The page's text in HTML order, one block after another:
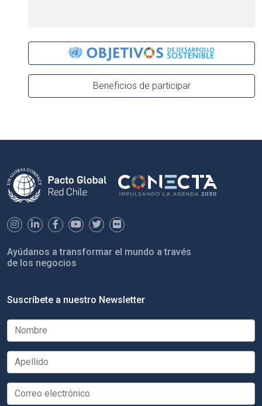
Beneficios de participar
Ayúdanos a transformar el mundo a través
de los negocios
Suscríbete a nuestro Newsletter